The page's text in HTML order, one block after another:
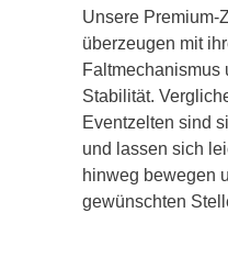
Unsere Premium-
überzeugen mit
Faltmechanismus
Stabilität.
Eventzelten sind
und lassen sich
hinweg bewegen
gewünschten